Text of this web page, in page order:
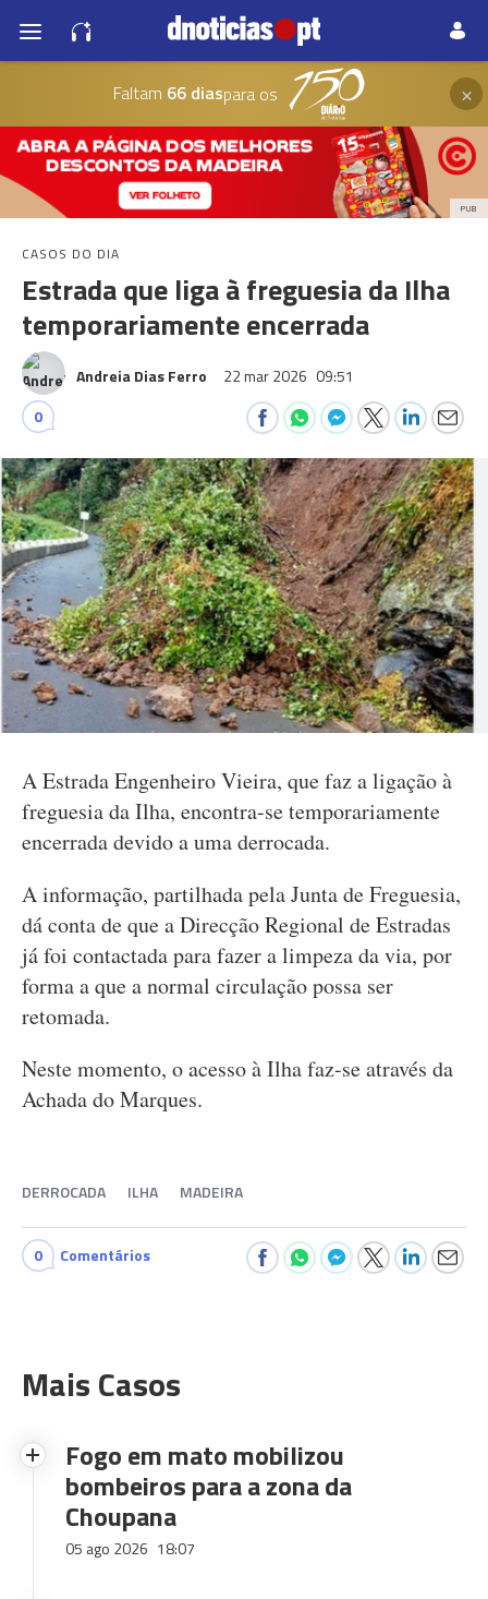
Faltam 66 diaspara os ×
PUB
CASOS DO DIA
Estrada que liga à freguesia da Ilha
temporariamente encerrada
Andreia Dias Ferro 22 mar 2026 09:51
0
A Estrada Engenheiro Vieira, que faz a ligação à
freguesia da Ilha, encontra-se temporariamente
encerrada devido a uma derrocada.
A informação, partilhada pela Junta de Freguesia,
dá conta de que a Direcção Regional de Estradas
já foi contactada para fazer a limpeza da via, por
forma a que a normal circulação possa ser
retomada.
Neste momento, o acesso à Ilha faz-se através da
Achada do Marques.
DERROCADA ILHA MADEIRA
0 Comentários
Mais Casos
Fogo em mato mobilizou
bombeiros para a zona da
Choupana
05 ago 2026 18:07